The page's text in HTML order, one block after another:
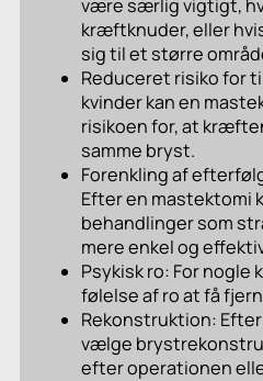
være særlig vigtigt,
kræftknuder, eller
sig til et større
Reduceret risiko for
kvinder kan en
risikoen for, at
samme bryst.
Forenkling af
Efter en mastektomi
behandlinger som
mere enkel og
Psykisk ro: For nogle
følelse af ro at få
Rekonstruktion:
vælge
efter operationen